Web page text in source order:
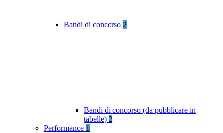
Bandi di concorso 2
Bandi di concorso (da pubblicare in
tabelle) 2
Performance 1